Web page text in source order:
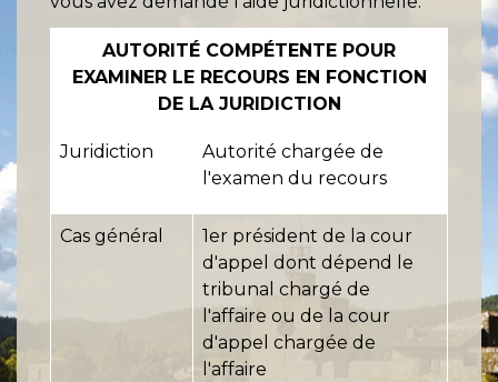
AUTORITÉ COMPÉTENTE POUR
EXAMINER LE RECOURS EN FONCTION
DE LA JURIDICTION
Juridiction
Autorité chargée de
l'examen du recours
Cas général 1er président de la cour
d'appel dont dépend le
tribunal chargé de
l'affaire ou de la cour
d'appel chargée de
l'affaire